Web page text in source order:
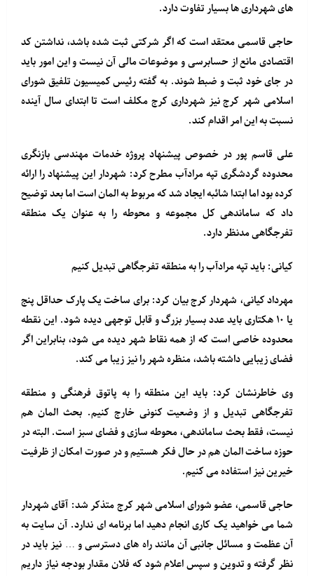
های شهرداری ها بسیار تفاوت دارد.
حاجی قاسمی معتقد است که اگر شرکتی ثبت شده باشد، نداشتن کد
اقتصادی مانع از حسابرسی و موضوعات مالی آن نیست و این امور باید
در جای خود ثبت و ضبط شوند. به گفته رئیس کمیسیون تلفیق شورای
اسلامی شهر کرج نیز شهرداری کرج مکلف است تا ابتدای سال آینده
نسبت به این امر اقدام کند.
علی قاسم پور در خصوص پیشنهاد پروژه خدمات مهندسی بازنگری
محدوده گردشگری تپه مرادآب مطرح کرد: شهردار این پیشنهاد را ارائه
کرده بود اما ابتدا شائبه ایجاد شد که مربوط به المان است اما بعد توضیح
داد که ساماندهی کل مجموعه و محوطه را به عنوان یک منطقه
تفرجگاهی مدنظر دارد.
کیانی: باید تپه مرادآب را به منطقه تفرجگاهی تبدیل کنیم
مهرداد کیانی، شهردار کرج بیان کرد: برای ساخت یک پارک حداقل پنج
یا ۱۰ هکتاری باید عدد بسیار بزرگ و قابل توجهی دیده شود. این نقطه
محدوده خاصی است که از همه نقاط شهر دیده می شود، بنابراین اگر
فضای زیبایی داشته باشد، منظره شهر را نیز زیبا می کند.
وی خاطرنشان کرد: باید این منطقه را به پاتوق فرهنگی و منطقه
تفرجگاهی تبدیل و از وضعیت کنونی خارج کنیم. بحث المان هم
نیست، فقط بحث ساماندهی، محوطه سازی و فضای سبز است. البته در
حوزه ساخت المان هم در حال فکر هستیم و در صورت امکان از ظرفیت
خیرین نیز استفاده می کنیم.
حاجی قاسمی، عضو شورای اسلامی شهر کرج متذکر شد: آقای شهردار
شما می خواهید یک کاری انجام دهید اما برنامه ای ندارد. آن سایت به
آن عظمت و مسائل جانبی آن مانند راه های دسترسی و … نیز باید در
نظر گرفته و تدوین و سپس اعلام شود که فلان مقدار بودجه نیاز داریم